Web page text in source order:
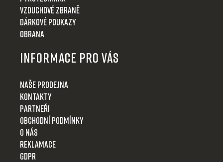
Vzduchové zbraně
Dárkové poukazy
Obrana
Informace pro Vás
Naše prodejna
Kontakty
Partneři
Obchodní podmínky
O nás
Reklamace
GDPR